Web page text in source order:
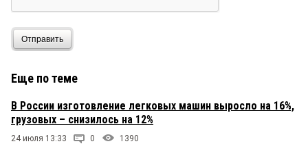
Отправить
Еще по теме
В России изготовление легковых машин выросло на 16%,
грузовых – снизилось на 12%
24 июля 13:33 0 1390